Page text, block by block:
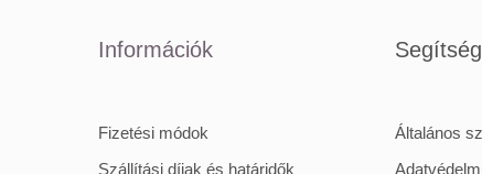
Információk
Fizetési módok
Szállítási díjak és határidők
Általános